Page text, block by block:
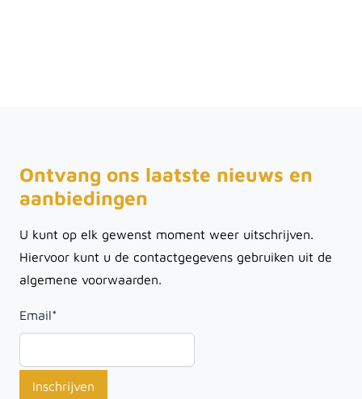
Ontvang ons laatste nieuws en
aanbiedingen
U kunt op elk gewenst moment weer uitschrijven.
Hiervoor kunt u de contactgegevens gebruiken uit de
algemene voorwaarden.
Email*